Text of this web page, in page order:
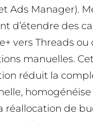
Ads Manager).
d’étendre des
vers Threads ou
manuelles.
réduit la
réallocation de